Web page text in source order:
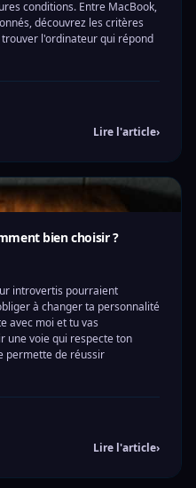
conditions. Entre MacBook,
découvrez les critères
l'ordinateur qui répond
Lire l'article›
bien choisir ?
introvertis pourraient
à changer ta personnalité
avec moi et tu vas
une voie qui respecte ton
permette de réussir
Lire l'article›